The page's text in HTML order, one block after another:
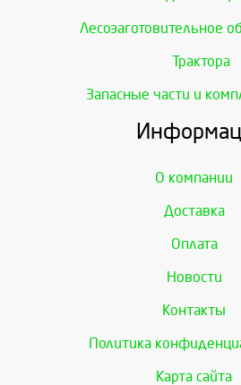
Лесозаготовительное
Трактора
Запасные части и
О компании
Доставка
Оплата
Новости
Контакты
Политика
Карта сайта